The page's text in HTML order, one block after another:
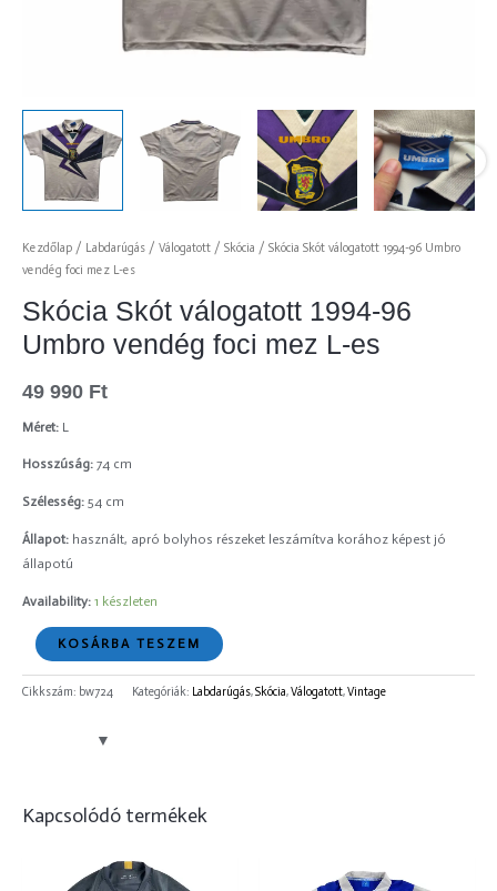
Kezdőlap / Labdarúgás / Válogatott / Skócia / Skócia Skót válogatott 1994-96 Umbro
vendég foci mez L-es
Skócia Skót válogatott 1994-96
Umbro vendég foci mez L-es
49 990 Ft
Méret: L
Hosszúság: 74 cm
Szélesség: 54 cm
Állapot: használt, apró bolyhos részeket leszámítva korához képest jó
állapotú
Availability: 1 készleten
KOSÁRBA TESZEM
Cikkszám: bw724 Kategóriák: Labdarúgás,Skócia,Válogatott,Vintage
Kapcsolódó termékek